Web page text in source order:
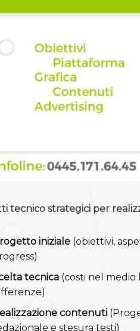
tecnico strategici per
iniziale (obiettivi,
tecnica (costi nel
contenuti
e stesura testi)